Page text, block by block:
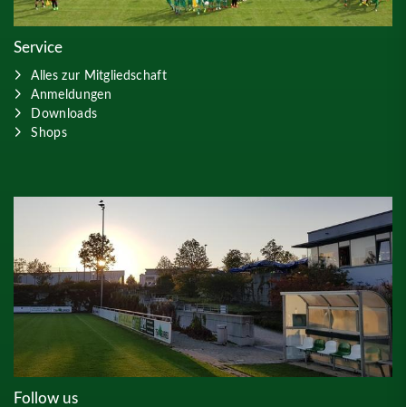
Service
Alles zur Mitgliedschaft
Anmeldungen
Downloads
Shops
Follow us